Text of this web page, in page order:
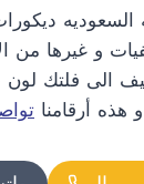
و غيرها من
الى فلتك لون
أرقامنا